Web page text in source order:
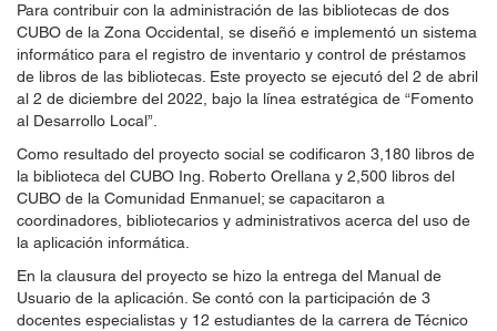
Para contribuir con la administración de las bibliotecas de dos
CUBO de la Zona Occidental, se diseñó e implementó un sistema
informático para el registro de inventario y control de préstamos
de libros de las bibliotecas. Este proyecto se ejecutó del 2 de abril
al 2 de diciembre del 2022, bajo la línea estratégica de “Fomento
al Desarrollo Local”.
Como resultado del proyecto social se codificaron 3,180 libros de
la biblioteca del CUBO Ing. Roberto Orellana y 2,500 libros del
CUBO de la Comunidad Enmanuel; se capacitaron a
coordinadores, bibliotecarios y administrativos acerca del uso de
la aplicación informática.
En la clausura del proyecto se hizo la entrega del Manual de
Usuario de la aplicación. Se contó con la participación de 3
docentes especialistas y 12 estudiantes de la carrera de Técnico